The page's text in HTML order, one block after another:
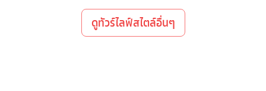
ดูทัวร์ไลฟ์สไตล์อื่นๆ